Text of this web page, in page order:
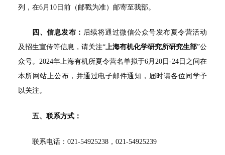
列，在6月10日前（邮戳为准）邮寄至我部。
四、信息发布： 后续将通过微信公众号发布夏令营活动
及招生宣传等信息，请关注“上海有机化学研究所研究生部”公
众号。2024年上海有机所夏令营名单拟于6月20日-24日之间在
本所网站上公布，并通过电子邮件通知，届时请各位同学予
以关注。
五、联系方式：
联系电话：021-54925238，021-54925239